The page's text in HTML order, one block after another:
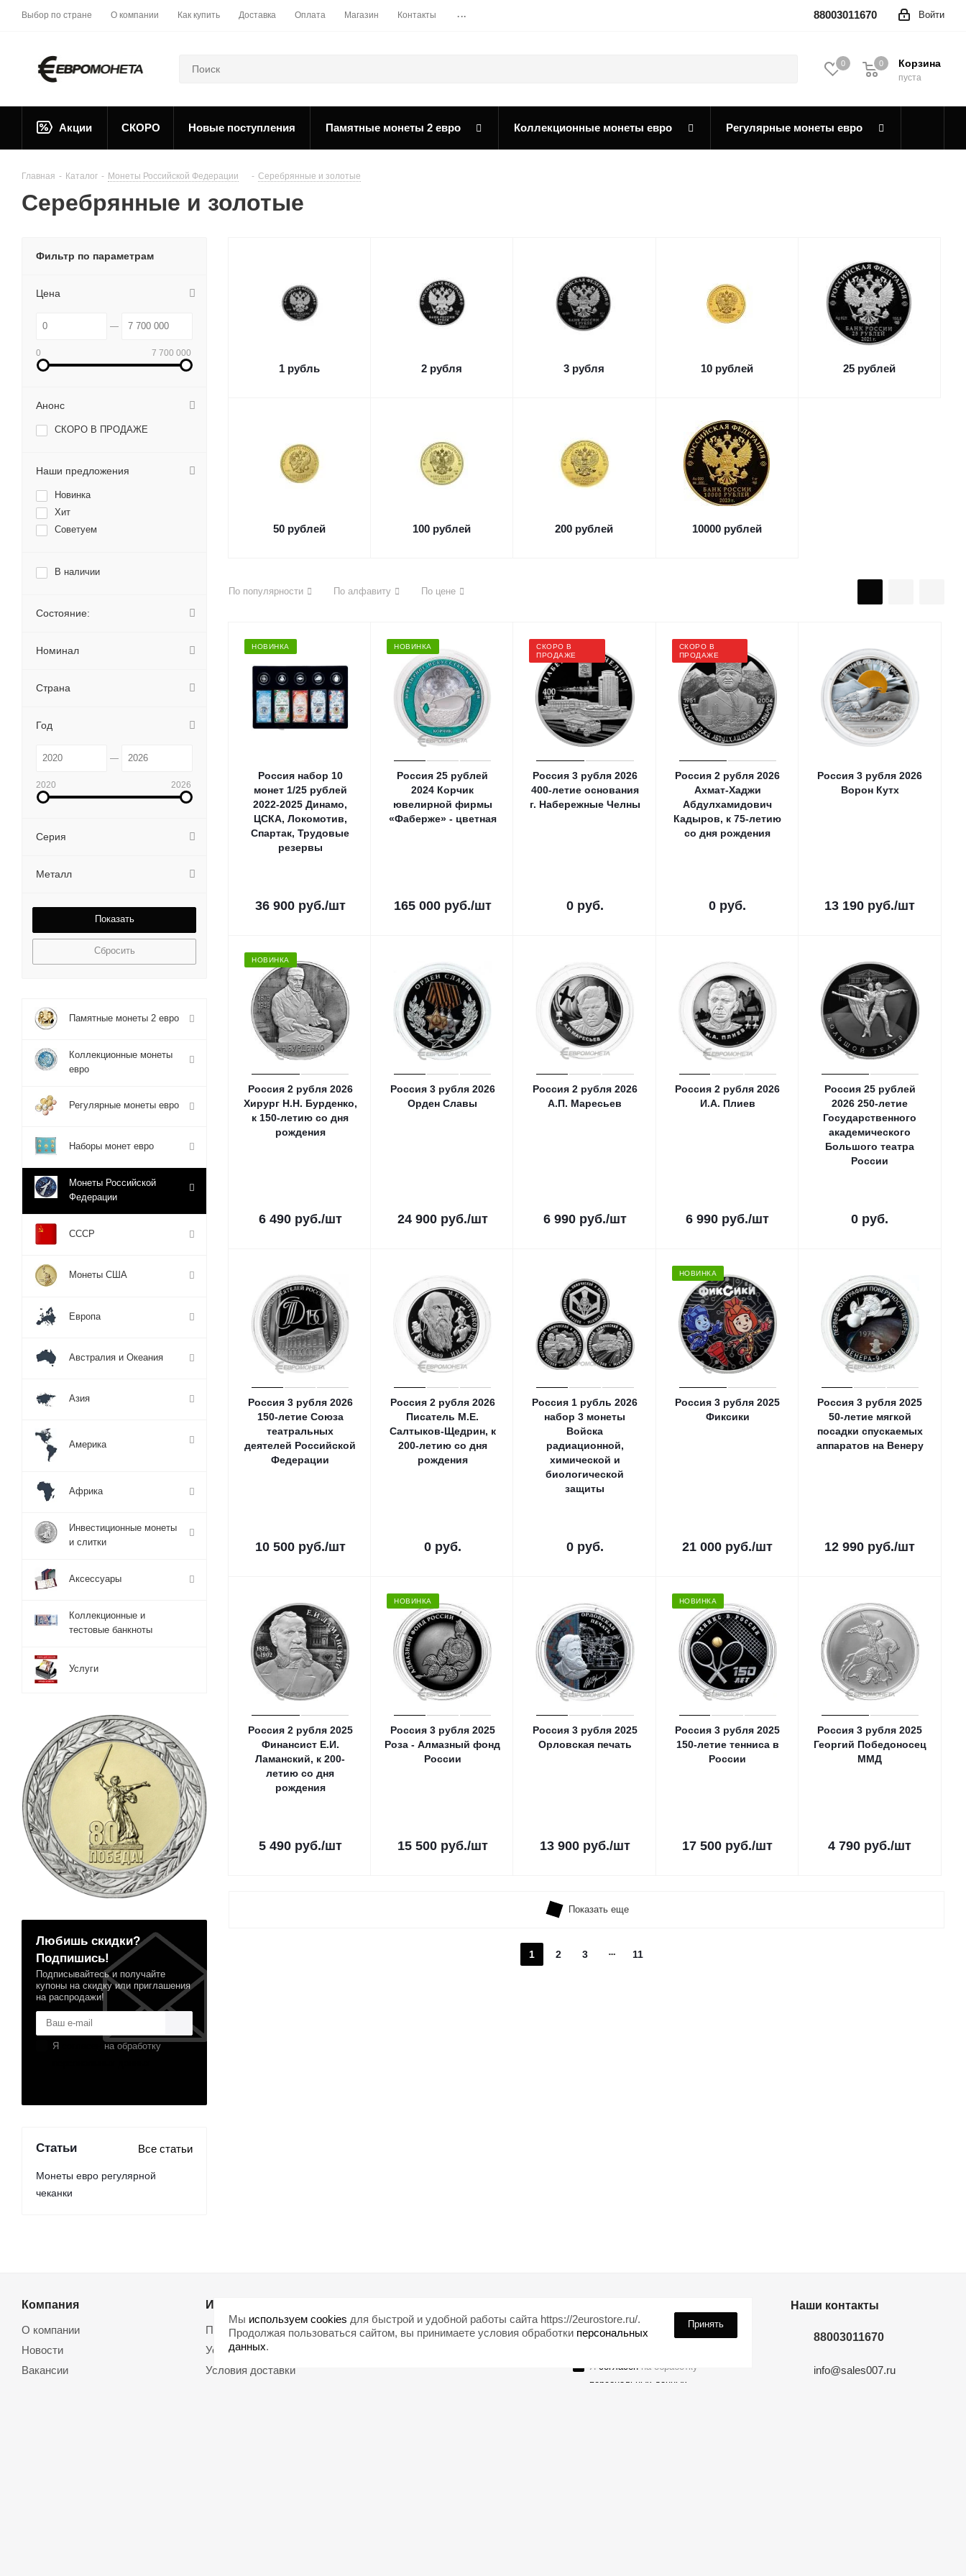
Выбор по стране О компании Как купить Доставка Оплата Магазин Контакты ... Войти
88003011670
0 Корзина
0
пуста
0
Акции СКОРО Новые поступления Памятные монеты 2 евро Коллекционные монеты евро Регулярные монеты евро
Главная - Каталог - Монеты Российской Федерации - Серебрянные и золотые
Серебрянные и золотые
1 рубль 2 рубля 3 рубля 10 рублей 25 рублей
50 рублей 100 рублей 200 рублей 10000 рублей
По популярности По алфавиту По цене
НОВИНКА
Россия набор 10
монет 1/25 рублей
2022-2025 Динамо,
ЦСКА, Локомотив,
Спартак, Трудовые
резервы
36 900руб./шт
НОВИНКА
Россия 25 рублей
2024 Корчик
ювелирной фирмы
«Фаберже» - цветная
165 000руб./шт
СКОРО В
ПРОДАЖЕ
Россия 3 рубля 2026
400-летие основания
г. Набережные Челны
0 руб.
СКОРО В
ПРОДАЖЕ
Россия 2 рубля 2026
Ахмат-Хаджи
Абдулхамидович
Кадыров, к 75-летию
со дня рождения
0 руб.
Россия 3 рубля 2026
Ворон Кутх
13 190 руб./шт
НОВИНКА
Россия 2 рубля 2026
Хирург Н.Н. Бурденко,
к 150-летию со дня
рождения
6 490руб./шт
Россия 3 рубля 2026
Орден Славы
24 900руб./шт
Россия 2 рубля 2026
А.П. Маресьев
6 990руб./шт
Россия 2 рубля 2026
И.А. Плиев
6 990 руб./шт
Россия 25 рублей
2026 250-летие
Государственного
академического
Большого театра
России
0 руб.
Россия 3 рубля 2026
150-летие Союза
театральных
деятелей Российской
Федерации
10 500руб./шт
Россия 2 рубля 2026
Писатель М.Е.
Салтыков-Щедрин, к
200-летию со дня
рождения
0 руб.
Россия 1 рубль 2026
набор 3 монеты
Войска
радиационной,
химической и
биологической
защиты
0 руб.
НОВИНКА
Россия 3 рубля 2025
Фиксики
21 000 руб./шт
Россия 3 рубля 2025
50-летие мягкой
посадки спускаемых
аппаратов на Венеру
12 990 руб./шт
Россия 2 рубля 2025
Финансист Е.И.
Ламанский, к 200-
летию со дня
рождения
5 490руб./шт
НОВИНКА
Россия 3 рубля 2025
Роза - Алмазный фонд
России
15 500руб./шт
Россия 3 рубля 2025
Орловская печать
13 900руб./шт
НОВИНКА
Россия 3 рубля 2025
150-летие тенниса в
России
17 500 руб./шт
Россия 3 рубля 2025
Георгий Победоносец
ММД
4 790 руб./шт
Показать еще
1 2 3 11
Фильтр по параметрам
Цена
0 7 700 000
Анонс
СКОРО В ПРОДАЖЕ
Наши предложения
Новинка
Хит
Советуем
В наличии
Состояние:
Номинал
Страна
Год
2020 2026
Серия
Металл
Сбросить
Памятные монеты 2 евро
Коллекционные монеты
евро
Регулярные монеты евро
Наборы монет евро
Монеты Российской
Федерации
СССР
Монеты США
Европа
Австралия и Океания
Азия
Америка
Африка
Инвестиционные монеты
и слитки
Аксессуары
Коллекционные и
тестовые банкноты
Услуги
Любишь скидки?
Подпишись!
Подписывайтесь и получайте
купоны на скидку или приглашения
на распродажи!
Я
на обработку
Статьи Все статьи
Монеты евро регулярной
чеканки
Компания
О компании
Новости
Вакансии
Информация
Помощь
Условия оплаты
Условия доставки
Блог
Я согласенна обработку
персональных данных
Наши контакты
88003011670
info@sales007.ru
Мы используем cookies для быстрой и удобной работы сайта https://2eurostore.ru/.
Продолжая пользоваться сайтом, вы принимаете условия обработки персональных
данных.
Принять